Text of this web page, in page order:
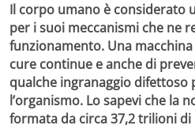
Il corpo umano è considerato
per i suoi meccanismi che ne
funzionamento. Una
cure continue e anche di
qualche ingranaggio difettoso
l’organismo. Lo sapevi che la
formata da circa 37,2 trilioni di